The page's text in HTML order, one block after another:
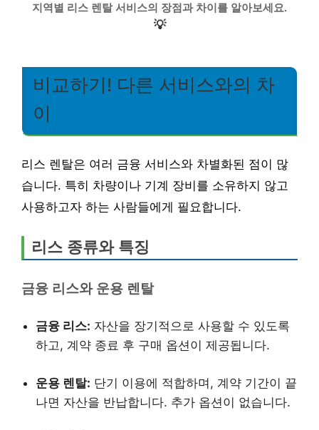
지역별 리스 렌탈 서비스의 장점과 차이를 알아보세요.
💡
비교하기! 다른 서비스와의 차
이
리스 렌탈은 여러 금융 서비스와 차별화된 점이 많
습니다. 특히 차량이나 기계 장비를 소유하지 않고
사용하고자 하는 사람들에게 필요합니다.
리스 종류와 특징
금융 리스와 운용 렌탈
금융 리스: 자산을 장기적으로 사용할 수 있도록
하고, 계약 종료 후 구매 옵션이 제공됩니다.
운용 렌탈: 단기 이용에 적합하며, 계약 기간이 끝
나면 자산을 반납합니다. 추가 옵션이 없습니다.